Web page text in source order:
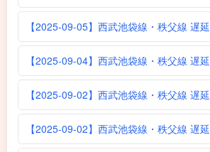
【2025-09-05】西武池袋線・秩父線 遅延
【2025-09-04】西武池袋線・秩父線 遅延
【2025-09-02】西武池袋線・秩父線 遅延
【2025-09-02】西武池袋線・秩父線 遅延